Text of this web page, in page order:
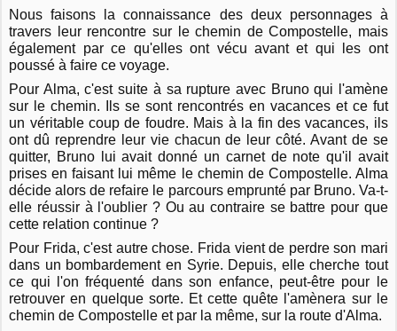
Nous faisons la connaissance des deux personnages à
travers leur rencontre sur le chemin de Compostelle, mais
également par ce qu'elles ont vécu avant et qui les ont
poussé à faire ce voyage.
Pour Alma, c'est suite à sa rupture avec Bruno qui l'amène
sur le chemin. Ils se sont rencontrés en vacances et ce fut
un véritable coup de foudre. Mais à la fin des vacances, ils
ont dû reprendre leur vie chacun de leur côté. Avant de se
quitter, Bruno lui avait donné un carnet de note qu'il avait
prises en faisant lui même le chemin de Compostelle. Alma
décide alors de refaire le parcours emprunté par Bruno. Va-t-
elle réussir à l'oublier ? Ou au contraire se battre pour que
cette relation continue ?
Pour Frida, c'est autre chose. Frida vient de perdre son mari
dans un bombardement en Syrie. Depuis, elle cherche tout
ce qui l'on fréquenté dans son enfance, peut-être pour le
retrouver en quelque sorte. Et cette quête l'amènera sur le
chemin de Compostelle et par la même, sur la route d'Alma.